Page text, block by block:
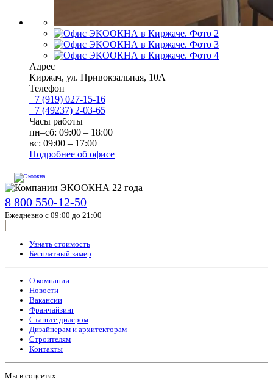
Адрес
Киржач, ул. Привокзальная, 10А
Телефон
+7 (919) 027-15-16
+7 (49237) 2-03-65
Часы работы
пн–сб: 09:00 – 18:00
вс: 09:00 – 17:00
Подробнее об офисе
8 800 550-12-50
Ежедневно с 09:00 до 21:00
Узнать стоимость
Бесплатный замер
О компании
Новости
Вакансии
Франчайзинг
Станьте дилером
Дизайнерам и архитекторам
Строителям
Контакты
Мы в соцсетях